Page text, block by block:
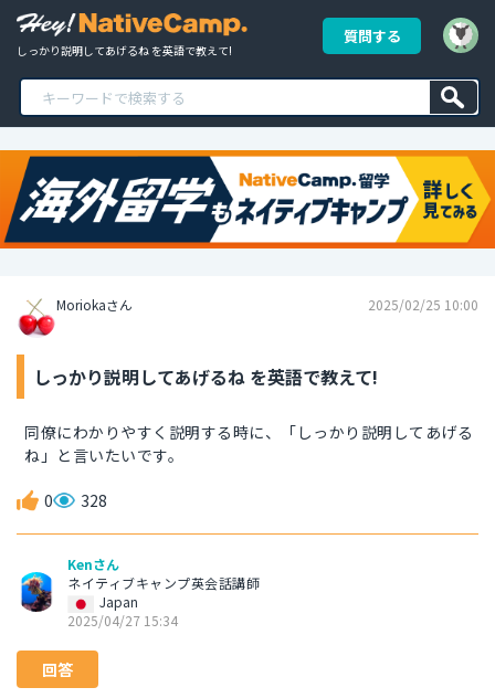
しっかり説明してあげるね を英語で教えて!
質問する
Moriokaさん 2025/02/25 10:00
しっかり説明してあげるね を英語で教えて!
同僚にわかりやすく説明する時に、「しっかり説明してあげる
ね」と言いたいです。
0 328
Kenさん
ネイティブキャンプ英会話講師
Japan
2025/04/27 15:34
回答